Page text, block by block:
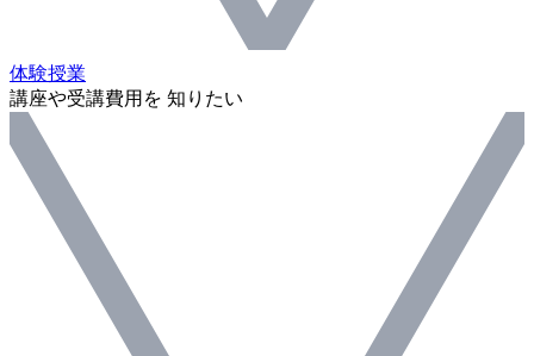
体験授業
講座や受講費用を 知りたい